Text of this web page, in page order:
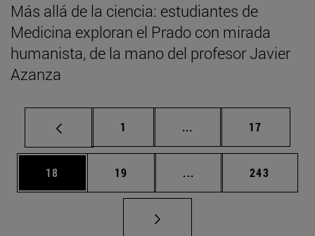
Más allá de la ciencia: estudiantes de
Medicina exploran el Prado con mirada
humanista, de la mano del profesor Javier
Azanza
Página
1 ... Páginas intermedias
Página
17
Página
18 Página
19 ... Páginas intermedias
Página
243